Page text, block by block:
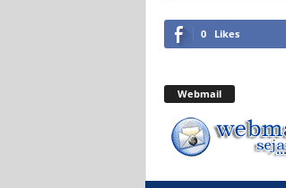
.
o
.
0 Likes
Webmail